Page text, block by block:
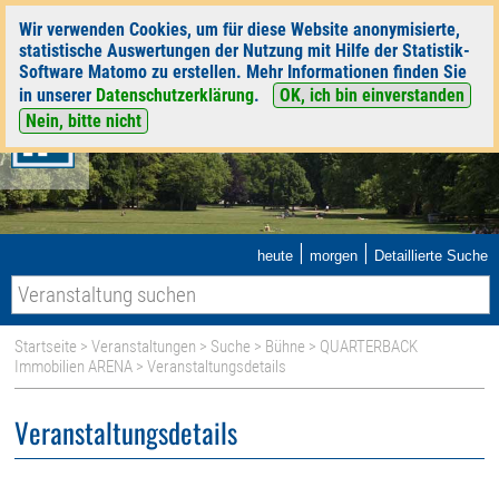
Wir verwenden Cookies, um für diese Website anonymisierte,
statistische Auswertungen der Nutzung mit Hilfe der Statistik-
Software Matomo zu erstellen. Mehr Informationen finden Sie
in unserer Datenschutzerklärung.
OK, ich bin einverstanden
Nein, bitte nicht
heute | morgen | Detaillierte Suche
Startseite >Veranstaltungen > Suche > Bühne > QUARTERBACK
Immobilien ARENA > Veranstaltungsdetails
Veranstaltungsdetails